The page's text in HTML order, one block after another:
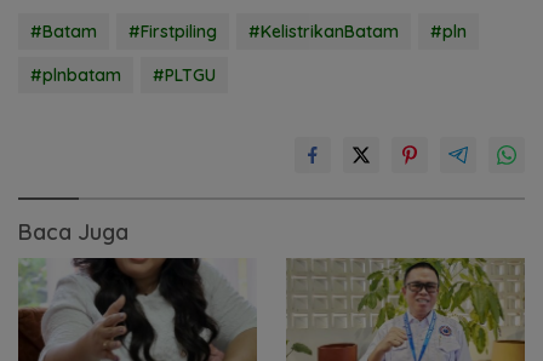
#Batam #Firstpiling #KelistrikanBatam
#pln
#plnbatam
#PLTGU
Baca Juga